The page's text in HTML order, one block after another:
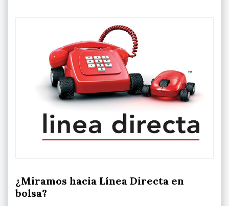
¿Miramos hacia Línea Directa en
bolsa?